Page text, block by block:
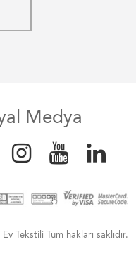
Medya
Tekstili Tüm hakları saklıdır.